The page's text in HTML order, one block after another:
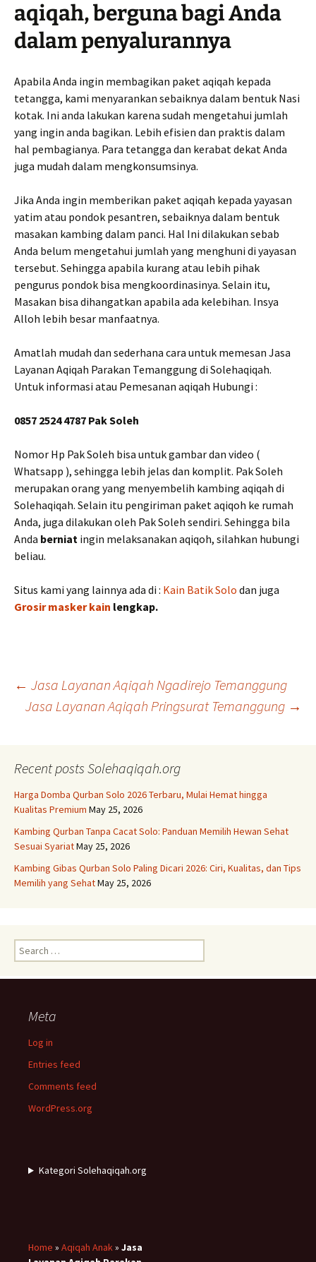
aqiqah, berguna bagi Anda
dalam penyalurannya
Apabila Anda ingin membagikan paket aqiqah kepada
tetangga, kami menyarankan sebaiknya dalam bentuk Nasi
kotak. Ini anda lakukan karena sudah mengetahui jumlah
yang ingin anda bagikan. Lebih efisien dan praktis dalam
hal pembagianya. Para tetangga dan kerabat dekat Anda
juga mudah dalam mengkonsumsinya.
Jika Anda ingin memberikan paket aqiqah kepada yayasan
yatim atau pondok pesantren, sebaiknya dalam bentuk
masakan kambing dalam panci. Hal Ini dilakukan sebab
Anda belum mengetahui jumlah yang menghuni di yayasan
tersebut. Sehingga apabila kurang atau lebih pihak
pengurus pondok bisa mengkoordinasinya. Selain itu,
Masakan bisa dihangatkan apabila ada kelebihan. Insya
Alloh lebih besar manfaatnya.
Amatlah mudah dan sederhana cara untuk memesan Jasa
Layanan Aqiqah Parakan Temanggung di Solehaqiqah.
Untuk informasi atau Pemesanan aqiqah Hubungi :
0857 2524 4787 Pak Soleh
Nomor Hp Pak Soleh bisa untuk gambar dan video (
Whatsapp ), sehingga lebih jelas dan komplit. Pak Soleh
merupakan orang yang menyembelih kambing aqiqah di
Solehaqiqah. Selain itu pengiriman paket aqiqoh ke rumah
Anda, juga dilakukan oleh Pak Soleh sendiri. Sehingga bila
Anda berniat ingin melaksanakan aqiqoh, silahkan hubungi
beliau.
Situs kami yang lainnya ada di : Kain Batik Solo dan juga
Grosir masker kain lengkap.
Post
← Jasa Layanan Aqiqah Ngadirejo Temanggung
Jasa Layanan Aqiqah Pringsurat Temanggung →
Recent posts Solehaqiqah.org
Harga Domba Qurban Solo 2026 Terbaru, Mulai Hemat hingga
Kualitas Premium May 25, 2026
Kambing Qurban Tanpa Cacat Solo: Panduan Memilih Hewan Sehat
Sesuai SyariatMay 25, 2026
Kambing Gibas Qurban Solo Paling Dicari 2026: Ciri, Kualitas, dan Tips
Memilih yang SehatMay 25, 2026
Search
for:
Meta
Log in
Entries feed
Comments feed
WordPress.org
Kategori Solehaqiqah.org
Home » Aqiqah Anak» Jasa